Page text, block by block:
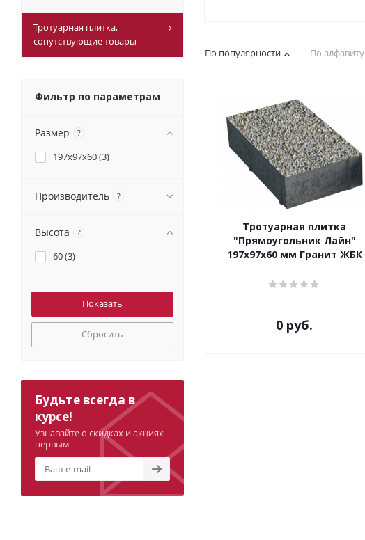
По популярности По алфавиту
Тротуарная плитка
"Прямоугольник Лайн"
197х97х60 мм Гранит ЖБК
0 руб.
Тротуарная плитка,
cопутствующие товары
Фильтр по параметрам
Размер ?
197x97x60 (3)
Производитель ?
Высота ?
60 (3)
Сбросить
Будьте всегда в
курсе!
Узнавайте о скидках и акциях
первым